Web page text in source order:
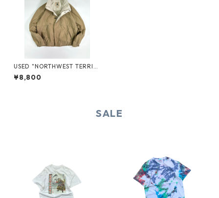
USED "NORTHWEST TERRIT
ORY" ZIP-UP JACKET
¥8,800
SALE